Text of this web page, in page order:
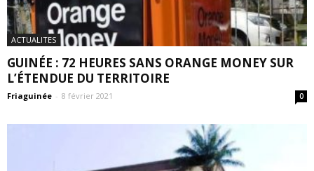
ACTUALITES
GUINÉE : 72 HEURES SANS ORANGE MONEY SUR
L’ÉTENDUE DU TERRITOIRE
Friaguinée - 8 février 2021 0